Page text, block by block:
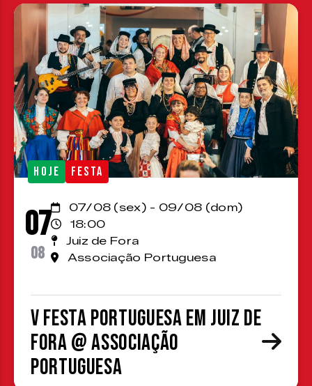
HOJE FESTA
07
08
07/08 (sex) - 09/08 (dom)
18:00
Juiz de Fora
Associação Portuguesa
V Festa Portuguesa em Juiz de
Fora @ Associação
Portuguesa